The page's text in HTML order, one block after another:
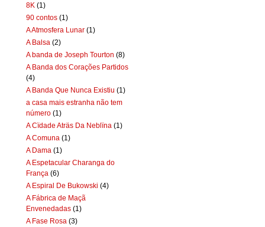
8K (1)
90 contos (1)
A Atmosfera Lunar (1)
A Balsa (2)
A banda de Joseph Tourton (8)
A Banda dos Corações Partidos
(4)
A Banda Que Nunca Existiu (1)
a casa mais estranha não tem
número (1)
A Cïdade Aträs Da Neblïna (1)
A Comuna (1)
A Dama (1)
A Espetacular Charanga do
França (6)
A Espiral De Bukowski (4)
A Fábrica de Maçã
Envenedadas (1)
A Fase Rosa (3)